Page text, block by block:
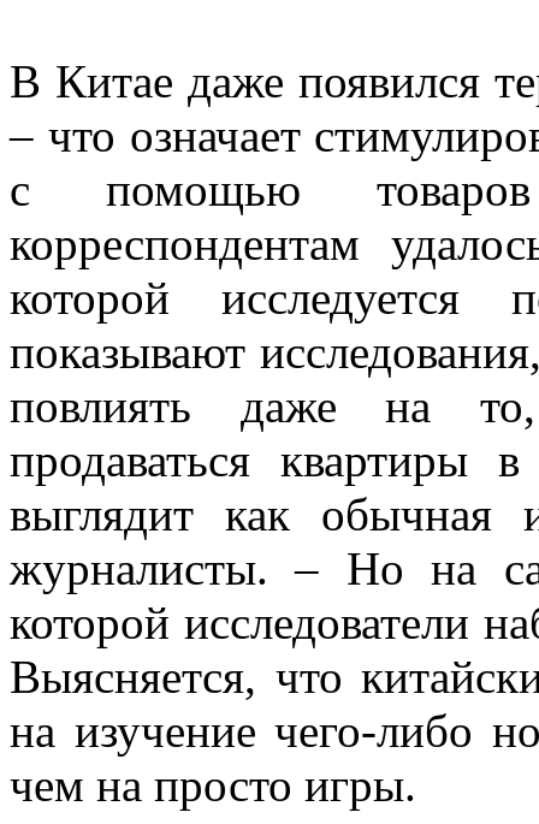
В Китае даже появился
– что означает
с помощью
корреспондентам
которой исследуется
показывают
повлиять даже на
продаваться
выглядит как обычная
журналисты. – Но на
которой исследователи
Выясняется, что
на изучение чего-либо
чем на просто игры.